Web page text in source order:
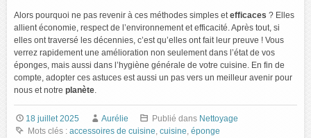
Alors pourquoi ne pas revenir à ces méthodes simples etefficaces ? Elles
allient économie, respect de l’environnement et efficacité. Après tout, si
elles ont traversé les décennies, c’est qu’elles ont fait leur preuve ! Vous
verrez rapidement une amélioration non seulement dans l’état de vos
éponges, mais aussi dans l’hygiène générale de votre cuisine. En fin de
compte, adopter ces astuces est aussi un pas vers un meilleur avenir pour
nous et notre planète.
18 juillet 2025 Aurélie Publié dans Nettoyage
Mots clés : accessoires de cuisine, cuisine, éponge